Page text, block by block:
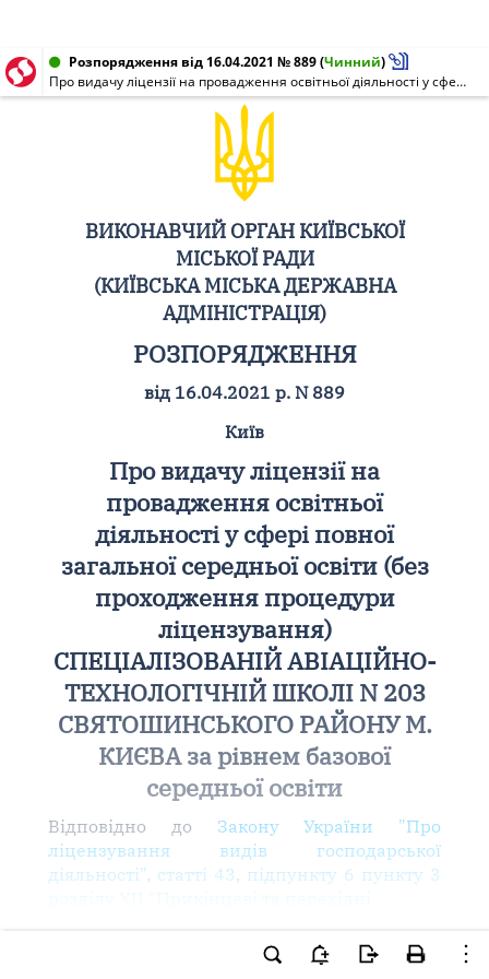
Розпорядження від 16.04.2021 № 889(Чинний)
Про видачу ліцензії на провадження освітньої діяльності у сфері повної загальної середньої освіти (без проходження процедури ліцензування) СПЕЦІАЛІЗОВАНІЙ АВІАЦІЙНО-ТЕХНОЛОГІЧНІЙ ШКОЛІ N 203 СВЯТОШИНСЬКОГО РАЙОНУ М. КИЄВА за рівнем базової середньої освіти
ВИКОНАВЧИЙ ОРГАН КИЇВСЬКОЇ
МІСЬКОЇ РАДИ
(КИЇВСЬКА МІСЬКА ДЕРЖАВНА
АДМІНІСТРАЦІЯ)
РОЗПОРЯДЖЕННЯ
від 16.04.2021 р. N 889
Київ
Про видачу ліцензії на
провадження освітньої
діяльності у сфері повної
загальної середньої освіти (без
проходження процедури
ліцензування)
СПЕЦІАЛІЗОВАНІЙ АВІАЦІЙНО-
ТЕХНОЛОГІЧНІЙ ШКОЛІ N 203
СВЯТОШИНСЬКОГО РАЙОНУ М.
КИЄВА за рівнем базової
середньої освіти
Відповідно до Закону України "Про
ліцензування видів господарської
діяльності", статті 43 , підпункту 6 пункту 3